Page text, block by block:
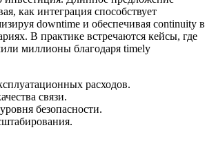
как интеграция способствует
downtime и обеспечивая continuity в
В практике встречаются кейсы, где
миллионы благодаря timely
расходов.
связи.
безопасности.